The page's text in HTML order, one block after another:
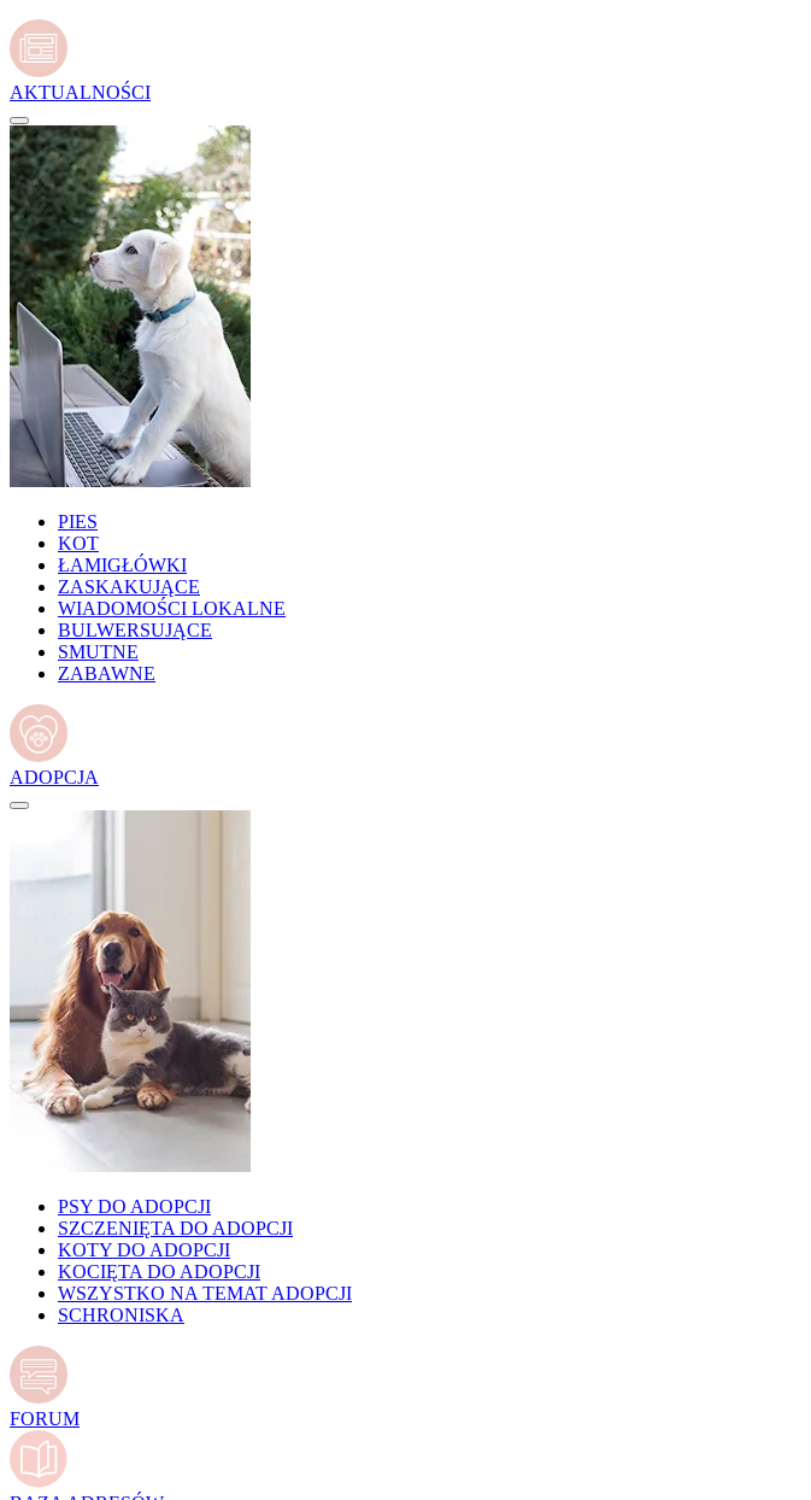
AKTUALNOŚCI
PIES
KOT
ŁAMIGŁÓWKI
ZASKAKUJĄCE
WIADOMOŚCI LOKALNE
BULWERSUJĄCE
SMUTNE
ZABAWNE
ADOPCJA
PSY DO ADOPCJI
SZCZENIĘTA DO ADOPCJI
KOTY DO ADOPCJI
KOCIĘTA DO ADOPCJI
WSZYSTKO NA TEMAT ADOPCJI
SCHRONISKA
FORUM